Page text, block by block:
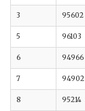
3 95602
5 96103
6 94966
7 94902
8 95214